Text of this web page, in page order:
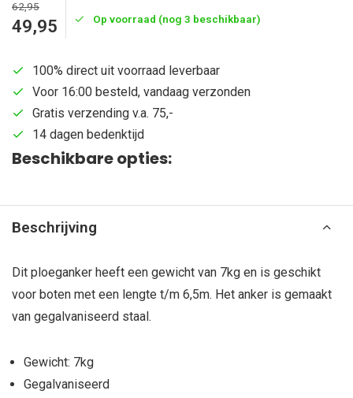
62,95
49,95 Op voorraad (nog 3 beschikbaar)
100% direct uit voorraad leverbaar
Voor 16:00 besteld, vandaag verzonden
Gratis verzending v.a. 75,-
14 dagen bedenktijd
Beschikbare opties:
Beschrijving
Dit ploeganker heeft een gewicht van 7kg en is geschikt
voor boten met een lengte t/m 6,5m. Het anker is gemaakt
van gegalvaniseerd staal.
Gewicht: 7kg
Gegalvaniseerd